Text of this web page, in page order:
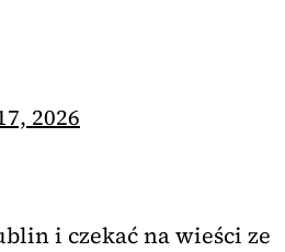
2026
i czekać na wieści ze